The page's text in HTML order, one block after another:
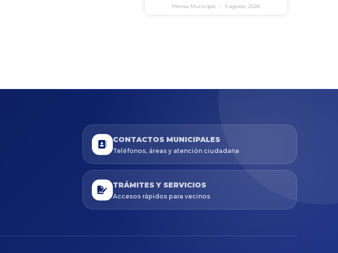
Prensa Municipal 5 agosto, 2026
CONTACTOS MUNICIPALES
Teléfonos, áreas y atención ciudadana
TRÁMITES Y SERVICIOS
Accesos rápidos para vecinos